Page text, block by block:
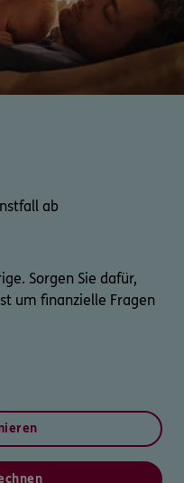
(gebührenfrei)
ab
Sorgen Sie dafür,
um finanzielle Fragen